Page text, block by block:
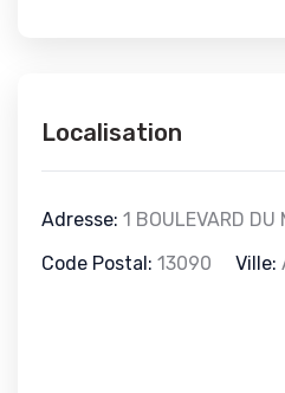
Localisation
Adresse: 1 BOULEVARD DU
Code Postal: 13090 Ville: